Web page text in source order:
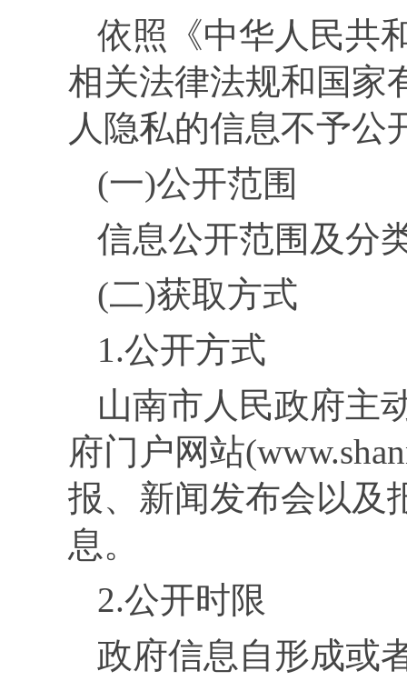
依照《中华人民共
相关法律法规和国家
人 隐私的信息不予公
(一)公开范围
信息公开范围及分
(二)获取方式
1.公开方式
山南市人民政府主
府门户网站(
报、新闻发布会以及
息。
2.公开时限
政府信息自形成或